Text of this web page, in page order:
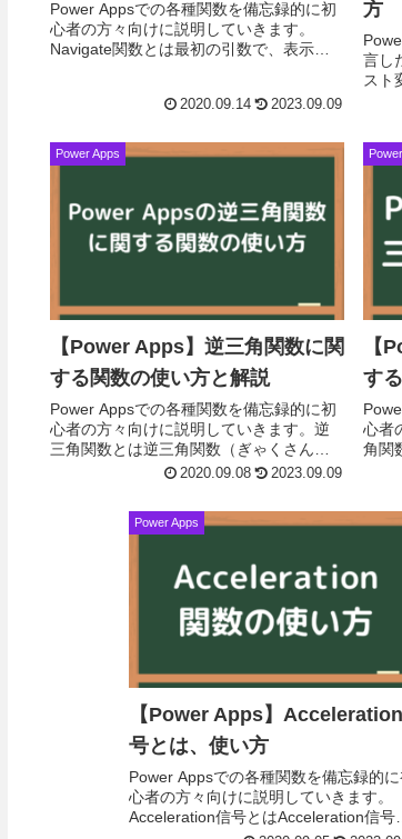
Power Appsでの各種関数を備忘録的に初
心者の方々向けに説明していきます。
Navigate関数とは最初の引数で、表示す
2020.09.14 2023.09.09
方
言し
スト
に
Power Apps
【Power Apps】逆三角関数に関
する関数の使い方と解説
Power Appsでの各種関数を備忘録的に初
心者の方々向けに説明していきます。逆
三角関数とは逆三角関数（ぎゃくさんか
くかんすう、英:inverse trigonometric
2020.09.08 2023.09.09
【
す
心者
角関
う
Power Apps
【Power Apps】
号とは、使い方
Power Appsでの各種関数を備忘録的に
心者の方々向けに説明していきます。
Acceleration信号とはAcceleration信号